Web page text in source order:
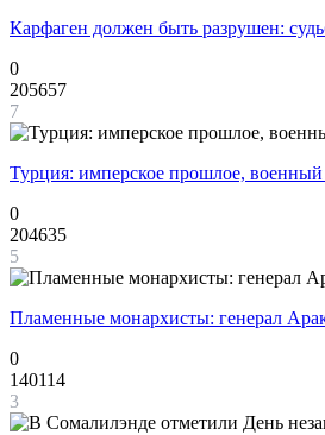
Карфаген должен быть разрушен:
0
205657
7
Турция: имперское прошлое,
0
204635
5
Пламенные монархисты: генерал
0
140114
3